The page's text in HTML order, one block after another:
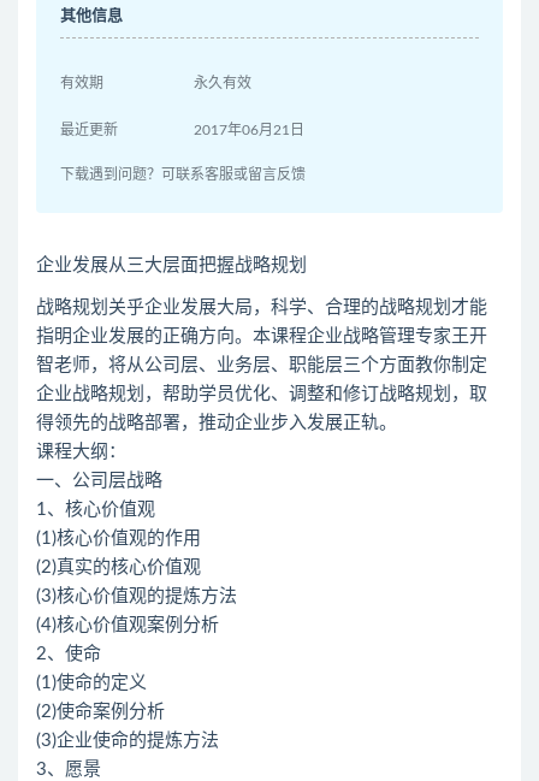
其他信息
有效期 永久有效
最近更新 2017年06月21日
下载遇到问题？可联系客服或留言反馈
企业发展从三大层面把握战略规划
战略规划关乎企业发展大局，科学、合理的战略规划才能
指明企业发展的正确方向。本课程企业战略管理专家王开
智老师，将从公司层、业务层、职能层三个方面教你制定
企业战略规划，帮助学员优化、调整和修订战略规划，取
得领先的战略部署，推动企业步入发展正轨。
课程大纲：
一、公司层战略
1、核心价值观
(1)核心价值观的作用
(2)真实的核心价值观
(3)核心价值观的提炼方法
(4)核心价值观案例分析
2、使命
(1)使命的定义
(2)使命案例分析
(3)企业使命的提炼方法
3、愿景